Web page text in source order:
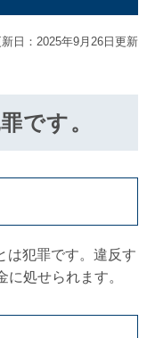
日：2025年9月26日更新
です。
は犯罪です。違反す
処せられます。